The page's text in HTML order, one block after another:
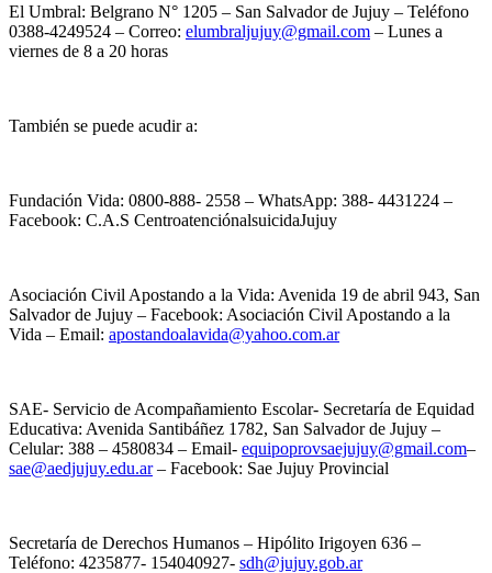
El Umbral: Belgrano N° 1205 – San Salvador de Jujuy – Teléfono
0388-4249524 – Correo: elumbraljujuy@gmail.com – Lunes a
viernes de 8 a 20 horas
También se puede acudir a:
Fundación Vida: 0800-888- 2558 – WhatsApp: 388- 4431224 –
Facebook: C.A.S CentroatenciónalsuicidaJujuy
Asociación Civil Apostando a la Vida: Avenida 19 de abril 943, San
Salvador de Jujuy – Facebook: Asociación Civil Apostando a la
Vida – Email: apostandoalavida@yahoo.com.ar
SAE- Servicio de Acompañamiento Escolar- Secretaría de Equidad
Educativa: Avenida Santibáñez 1782, San Salvador de Jujuy –
Celular: 388 – 4580834 – Email- equipoprovsaejujuy@gmail.com–
sae@aedjujuy.edu.ar– Facebook: Sae Jujuy Provincial
Secretaría de Derechos Humanos – Hipólito Irigoyen 636 –
Teléfono: 4235877- 154040927- sdh@jujuy.gob.ar